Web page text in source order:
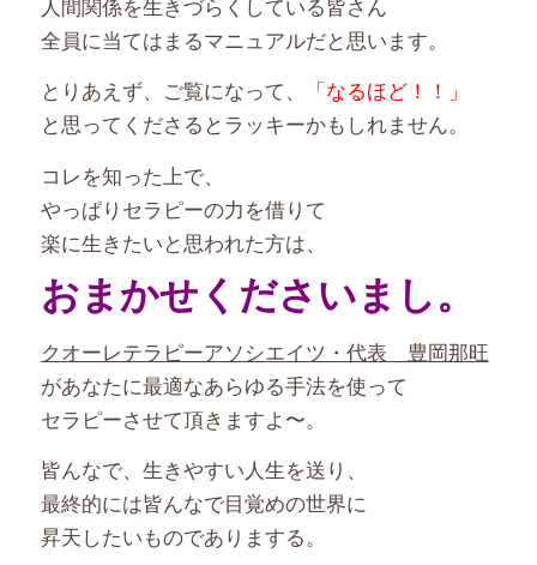
全員に当てはまるマニュアルだと思います。
とりあえず、ご覧になって、
「なるほど！！」
と思ってくださるとラッキーかもしれません。
コレを知った上で、
やっぱりセラピーの力を借りて
楽に生きたいと思われた方は、
おまかせくださいまし。
クオーレテラピーアソシエイツ・代表 豊岡那旺
があなたに最適なあらゆる手法を使って
セラピーさせて頂きますよ〜。
皆んなで、生きやすい人生を送り、
最終的には皆んなで目覚めの世界に
昇天したいものでありまする。